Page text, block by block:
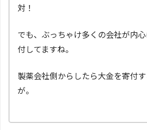
対！
でも、ぶっちゃけ多くの会社が内
付してますね。
製薬会社側からしたら大金を寄付
が。